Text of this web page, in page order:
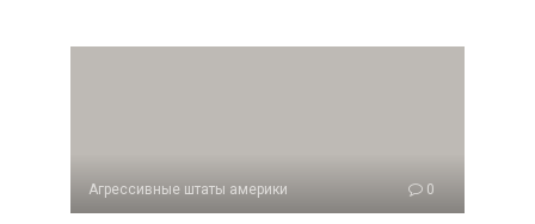
Агрессивные штаты америки 0